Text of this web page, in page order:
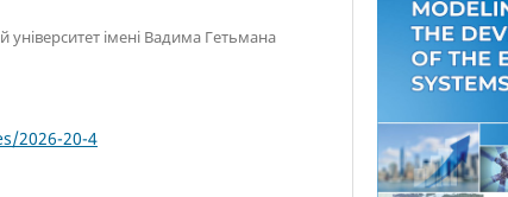
імені Вадима Гетьмана
2026-20-4